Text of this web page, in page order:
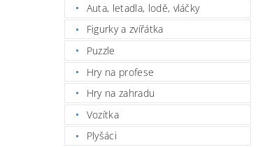
Auta, letadla, lodě, vláčky
Figurky a zvířátka
Puzzle
Hry na profese
Hry na zahradu
Vozítka
Plyšáci